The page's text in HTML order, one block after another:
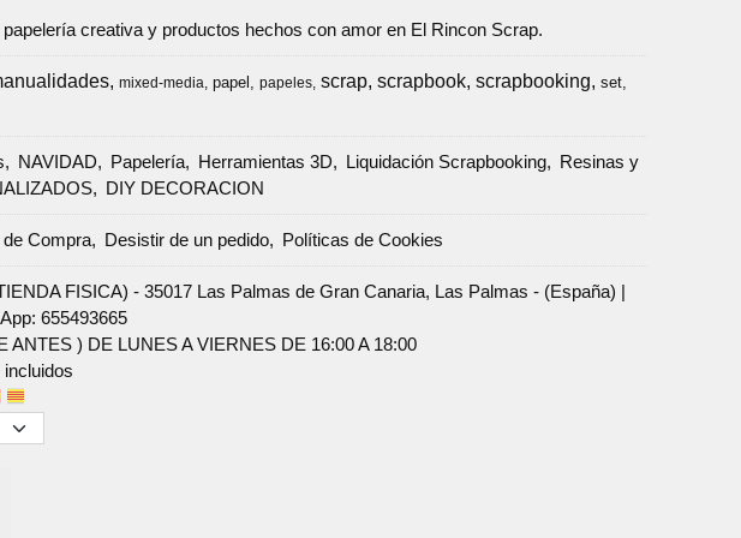
creativa y productos hechos con amor en El Rincon Scrap.
mixed-media papel papeles scrap scrapbook scrapbooking set
NAVIDAD Papelería Herramientas 3D Liquidación Scrapbooking
Resinas y
DIY DECORACION
Compra Desistir de un pedido Políticas de Cookies
FISICA) - 35017 Las Palmas de Gran Canaria, Las Palmas - (España) |
655493665
) DE LUNES A VIERNES DE 16:00 A 18:00